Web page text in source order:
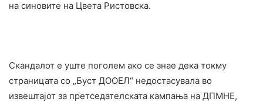
на синовите на Цвета Ристовска.
Скандалот е уште поголем ако се знае дека токму
страницата со „Буст ДООЕЛ“ недостасувала во
извештајот за претседателската кампања на ДПМНЕ,